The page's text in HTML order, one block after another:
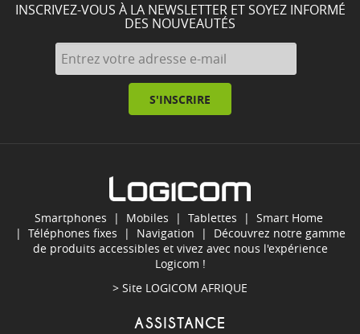
INSCRIVEZ-VOUS À LA NEWSLETTER ET SOYEZ INFORMÉ
DES NOUVEAUTÉS
S'INSCRIRE
Smartphones | Mobiles | Tablettes | Smart Home
| Téléphones fixes | Navigation | Découvrez notre gamme
de produits accessibles et vivez avec nous l'expérience
Logicom !
> Site LOGICOM AFRIQUE
ASSISTANCE